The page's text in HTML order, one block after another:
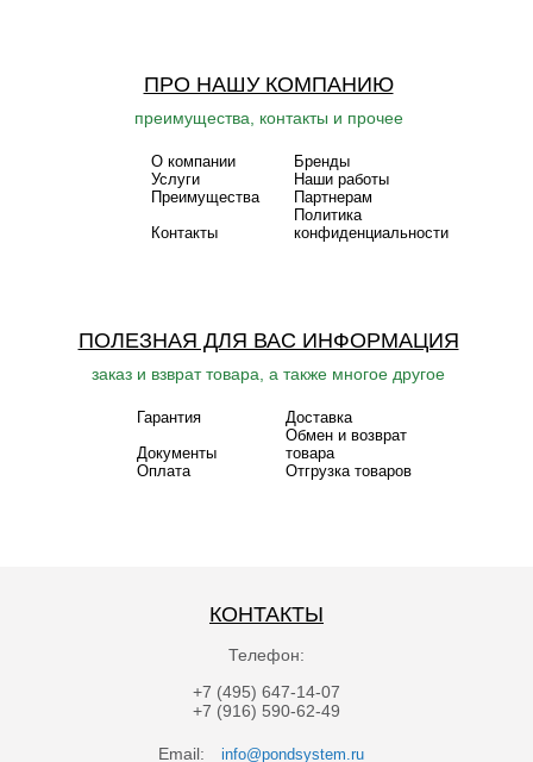
ПРО НАШУ КОМПАНИЮ
преимущества, контакты и прочее
О компании
Бренды
Услуги
Наши работы
Преимущества
Партнерам
Контакты
Политика
конфиденциальности
ПОЛЕЗНАЯ ДЛЯ ВАС ИНФОРМАЦИЯ
заказ и взврат товара, а также многое другое
Гарантия
Доставка
Документы
Обмен и возврат
товара
Оплата
Отгрузка товаров
КОНТАКТЫ
Телефон:
+7 (495) 647-14-07
+7 (916) 590-62-49
Email: info@pondsystem.ru